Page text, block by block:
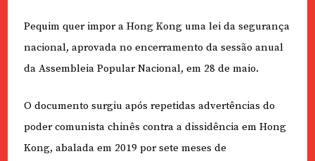
Pequim quer impor a Hong Kong uma lei da segurança
nacional, aprovada no encerramento da sessão anual
da Assembleia Popular Nacional, em 28 de maio.
O documento surgiu após repetidas advertências do
poder comunista chinês contra a dissidência em Hong
Kong, abalada em 2019 por sete meses de